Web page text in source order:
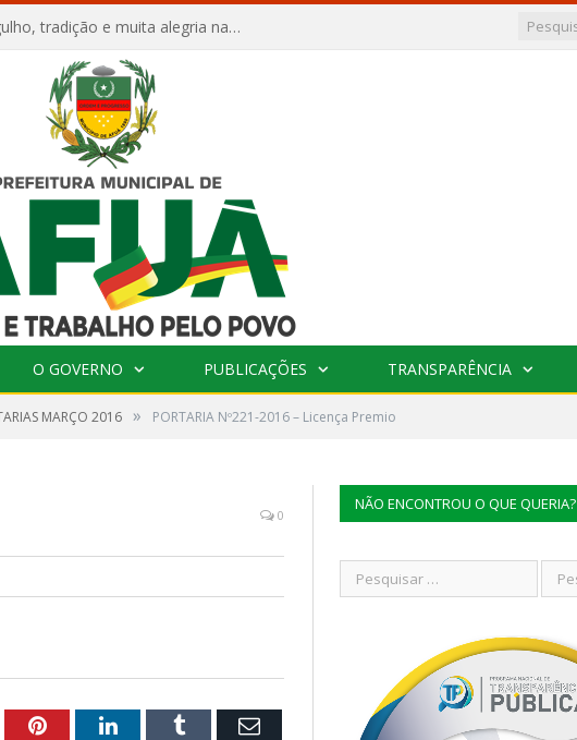
Afuá comemora 136 anos com orgulho, tradição e muita alegria na Quadra Dr. Nelson Salomão
O GOVERNO PUBLICAÇÕES TRANSPARÊNCIA
MARÇO 2016 » PORTARIA Nº221-2016 – Licença Premio
0
PinterestLinkedInTumblr Email
NÃO ENCONTROU O QUE QUERIA?